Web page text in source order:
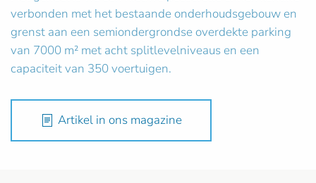
verbonden met het bestaande onderhoudsgebouw en
grenst aan een semiondergrondse overdekte parking
van 7000 m² met acht splitlevelniveaus en een
capaciteit van 350 voertuigen.
Artikel in ons magazine